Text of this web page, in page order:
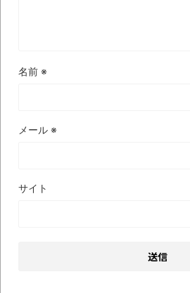
名前 ※
メール ※
サイト